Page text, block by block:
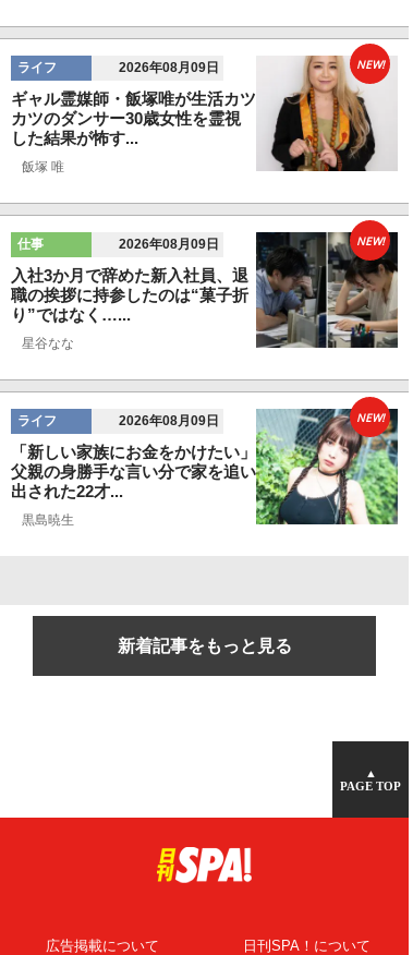
ライフ 2026年08月09日
ギャル霊媒師・飯塚唯が生活カツ
カツのダンサー30歳女性を霊視
した結果が怖す...
飯塚 唯
NEW!
仕事 2026年08月09日
入社3か月で辞めた新入社員、退
職の挨拶に持参したのは“菓子折
り”ではなく…...
星谷なな
NEW!
ライフ 2026年08月09日
「新しい家族にお金をかけたい」
父親の身勝手な言い分で家を追い
出された22才...
黒島暁生
NEW!
新着記事をもっと見る
▲
PAGE TOP
広告掲載について 日刊SPA！について